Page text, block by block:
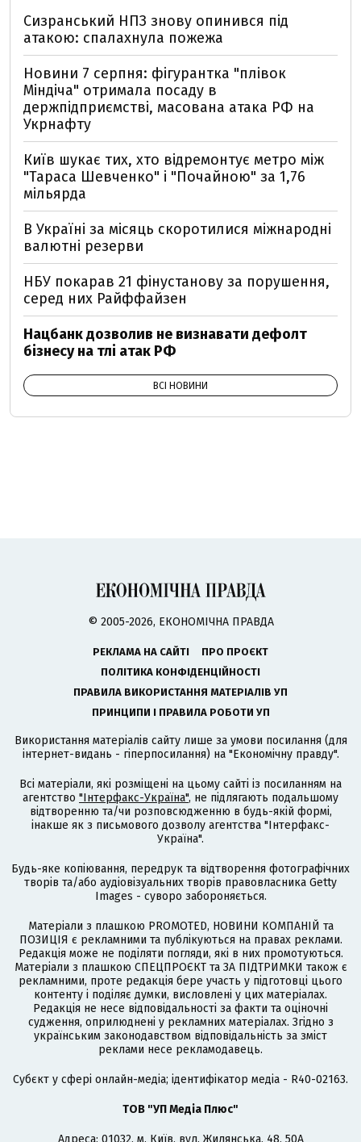
Сизранський НПЗ знову опинився під
атакою: спалахнула пожежа
Новини 7 серпня: фігурантка "плівок
Міндіча" отримала посаду в
держпідприємстві, масована атака РФ на
Укрнафту
Київ шукає тих, хто відремонтує метро між
"Тараса Шевченко" і "Почайною" за 1,76
мільярда
В Україні за місяць скоротилися міжнародні
валютні резерви
НБУ покарав 21 фінустанову за порушення,
серед них Райффайзен
Нацбанк дозволив не визнавати дефолт
бізнесу на тлі атак РФ
ВСІ НОВИНИ
© 2005-2026, ЕКОНОМІЧНА ПРАВДА
РЕКЛАМА НА САЙТІ
ПРО ПРОЄКТ
ПОЛІТИКА КОНФІДЕНЦІЙНОСТІ
ПРАВИЛА ВИКОРИСТАННЯ МАТЕРІАЛІВ УП
ПРИНЦИПИ І ПРАВИЛА РОБОТИ УП
Використання матеріалів сайту лише за умови посилання (для
інтернет-видань - гіперпосилання) на "Економічну правду".
Всі матеріали, які розміщені на цьому сайті із посиланням на
агентство "Інтерфакс-Україна", не підлягають подальшому
відтворенню та/чи розповсюдженню в будь-якій формі,
інакше як з письмового дозволу агентства "Інтерфакс-
Україна".
Будь-яке копіювання, передрук та відтворення фотографічних
творів та/або аудіовізуальних творів правовласника Getty
Images - суворо забороняється.
Матеріали з плашкою PROMOTED, НОВИНИ КОМПАНІЙ та
ПОЗИЦІЯ є рекламними та публікуються на правах реклами.
Редакція може не поділяти погляди, які в них промотуються.
Матеріали з плашкою СПЕЦПРОЄКТ та ЗА ПІДТРИМКИ також є
рекламними, проте редакція бере участь у підготовці цього
контенту і поділяє думки, висловлені у цих матеріалах.
Редакція не несе відповідальності за факти та оціночні
судження, оприлюднені у рекламних матеріалах. Згідно з
українським законодавством відповідальність за зміст
реклами несе рекламодавець.
Cубєкт у сфері онлайн-медіа; ідентифікатор медіа - R40-02163.
ТОВ "УП Медіа Плюс"